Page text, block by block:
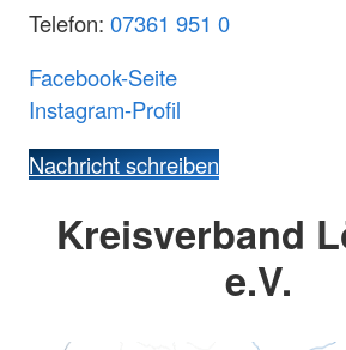
Telefon: 07361 951 0
Facebook-Seite
Instagram-Profil
Nachricht schreiben
Kreisverband
e.V.